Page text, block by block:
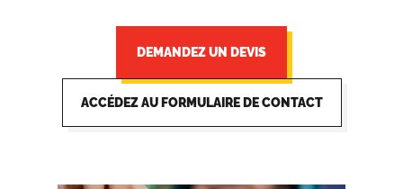
DEMANDEZ UN DEVIS
ACCÉDEZ AU FORMULAIRE DE CONTACT